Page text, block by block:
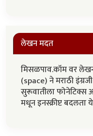
लेखन मदत
मिसळपाव.कॉम वर
(space) ने मराठी
सुरूवातीला फोनेटिक्स
मधून इनस्क्रीप्ट बदलता